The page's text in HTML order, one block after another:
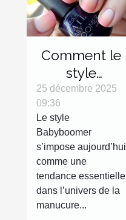
Comment le
style
Babyboomer
révolutionne-
t-il les
tendances
manucures ?
25 décembre 2025
09:36
Le style
Babyboomer
s’impose aujourd’hui
comme une
tendance essentielle
dans l’univers de la
manucure...